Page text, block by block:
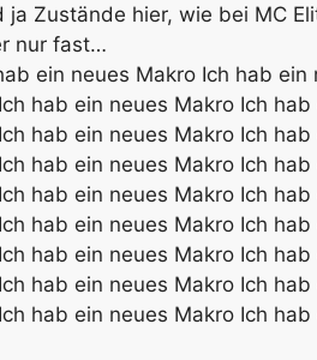
ja Zustände hier, wie bei MC
nur fast…
ein neues Makro Ich hab
hab ein neues Makro Ich
hab ein neues Makro Ich
hab ein neues Makro Ich
hab ein neues Makro Ich
hab ein neues Makro Ich
hab ein neues Makro Ich
hab ein neues Makro Ich
hab ein neues Makro Ich